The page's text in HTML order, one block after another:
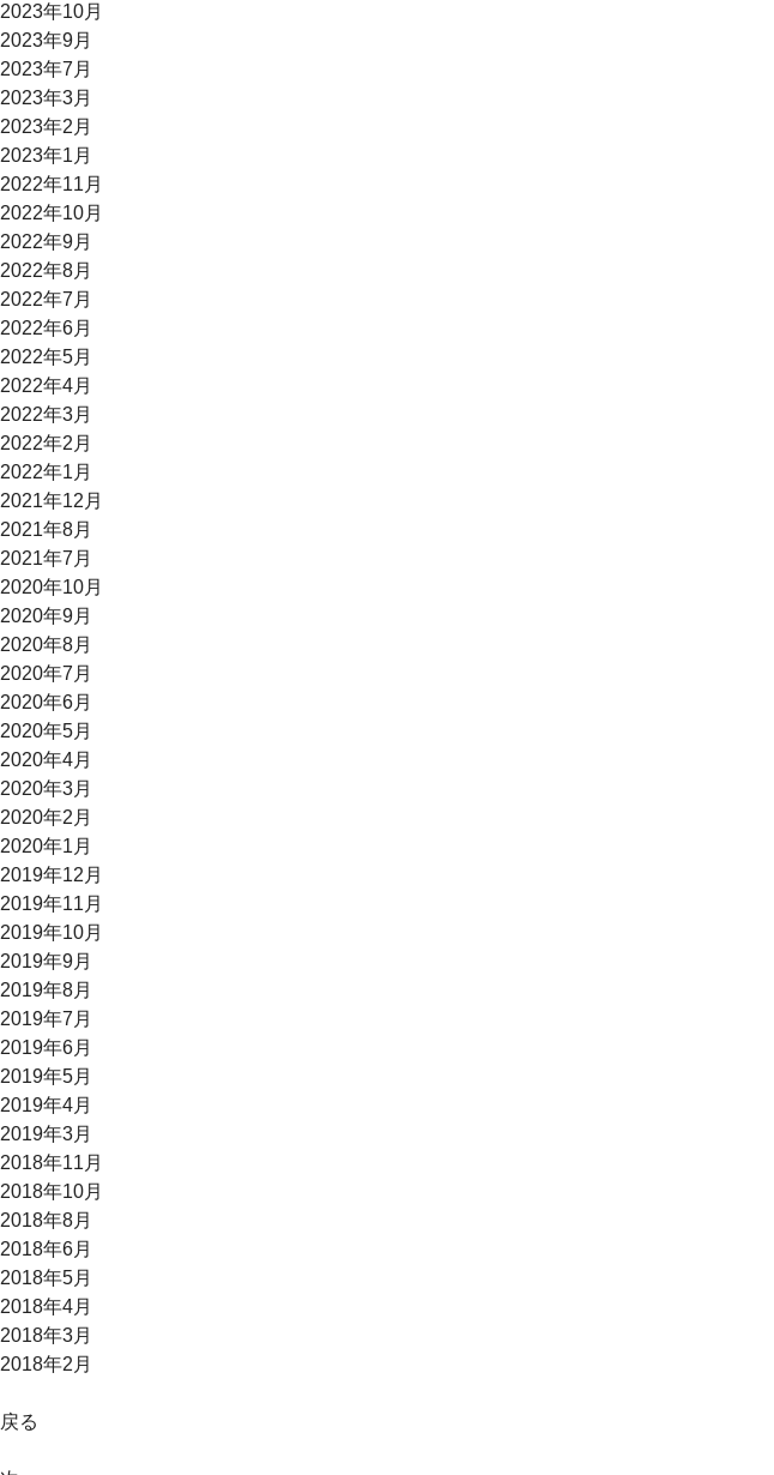
2023年10月
2023年9月
2023年7月
2023年3月
2023年2月
2023年1月
2022年11月
2022年10月
2022年9月
2022年8月
2022年7月
2022年6月
2022年5月
2022年4月
2022年3月
2022年2月
2022年1月
2021年12月
2021年8月
2021年7月
2020年10月
2020年9月
2020年8月
2020年7月
2020年6月
2020年5月
2020年4月
2020年3月
2020年2月
2020年1月
2019年12月
2019年11月
2019年10月
2019年9月
2019年8月
2019年7月
2019年6月
2019年5月
2019年4月
2019年3月
2018年11月
2018年10月
2018年8月
2018年6月
2018年5月
2018年4月
2018年3月
2018年2月
戻る